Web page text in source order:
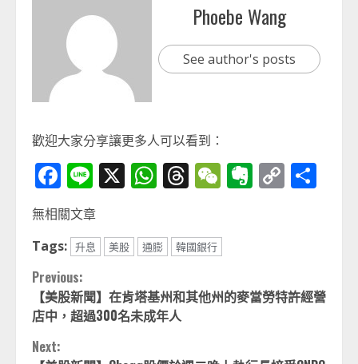
Phoebe Wang
See author's posts
歡迎大家分享讓更多人可以看到：
Facebook
Line
X WhatsApp
Threads
WeChat
Evernote
Copy
無相關文章
Tags: 升息 美股 通膨 韓國銀行
Continue
Reading
Previous:
【美股新聞】在肯塔基州和其他州的麥當勞特許經營
店中，超過300名未成年人
Next: